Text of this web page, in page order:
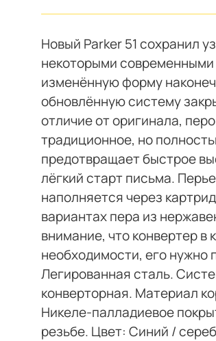
Новый Parker 51 сохранил
некоторыми
изменённую форму
обновлённую систему
отличие от оригинала,
традиционное, но
предотвращает быстрое
лёгкий старт письма.
наполняется через
вариантах пера из
внимание, что конвертер в
необходимости, его нужно
Легированная сталь.
конверторная. Материал
Никеле-палладиевое
резьбе. Цвет: Синий /